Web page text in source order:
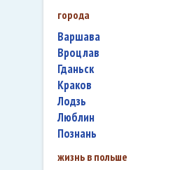
города
Варшава
Вроцлав
Гданьск
Краков
Лодзь
Люблин
Познань
жизнь в польше